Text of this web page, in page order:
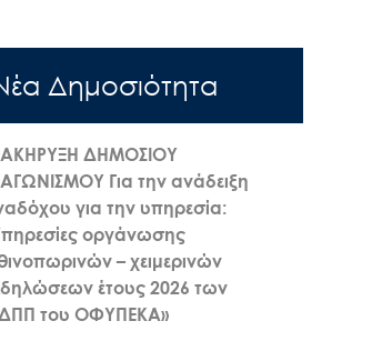
Δημοσιότητα
ΔΗΜΟΣΙΟΥ
Για την ανάδειξη
για την υπηρεσία:
οργάνωσης
– χειμερινών
έτους 2026 των
του ΟΦΥΠΕΚΑ»